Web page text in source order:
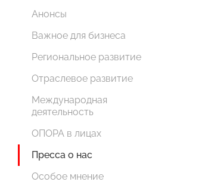
Анонсы
Важное для бизнеса
Региональное развитие
Отраслевое развитие
Международная
деятельность
ОПОРА в лицах
Пресса о нас
Особое мнение